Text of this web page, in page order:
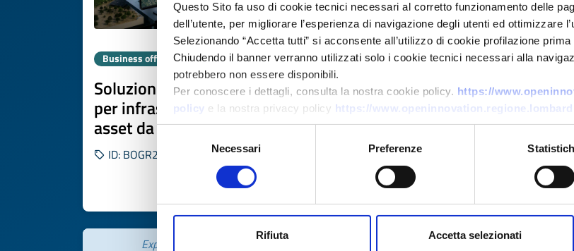
Questo Sito fa uso di cookie tecnici necessari al corretto funzionamento delle
dell’utente, per migliorare l’esperienza di navigazione degli utenti ed ottimizzare
Selezionando “Accetta tutti” si acconsente all’utilizzo di cookie profilazione
Chiudendo il banner verranno utilizzati solo i cookie tecnici necessari alla
potrebbero non essere disponibili.
Per conoscere i dettagli, consulta la nostra cookie policy. https://
policy e la nostra privacy policy https://
del
Necessari Preferenze
Rifiuta Accetta selezionati
Business offer
Soluzioni geospaziali integrate
per infrastrutture e gestione di
asset da azienda greca
ID: BOGR20260727002
Business offer
PMI ungherese offre AI
trasparente e biostatistica
supporto clinico
ID: BOHU20260630019
Expires on 06 agosto 2027 Expires on06 agosto 2027